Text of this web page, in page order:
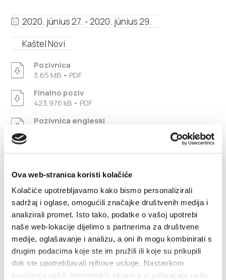
Ova web-stranica koristi kolačiće
Kolačiće upotrebljavamo kako bismo personalizirali
sadržaj i oglase, omogućili značajke društvenih medija i
analizirali promet. Isto tako, podatke o vašoj upotrebi
naše web-lokacije dijelimo s partnerima za društvene
medije, oglašavanje i analizu, a oni ih mogu kombinirati s
drugim podacima koje ste im pružili ili koje su prikupili
dok ste upotrebljavali njihove usluge. Nastavkom
korištenja naših internetskih stranica vi prihvaćate našu
Safe in Dalmatia
hu
info@kastela-info.hr
21216 Kaštel Stari, Hrvatska
2020. június 27. - 2020. június 29.
Kaštel Novi
Pozivnica
3,65 MB • PDF
Finalno poziv
423,976 kB • PDF
Pozivnica engleski
Nosztalgia - Kaštela
hagyományok napjai